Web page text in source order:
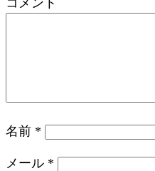
コメント
名前 *
メール *